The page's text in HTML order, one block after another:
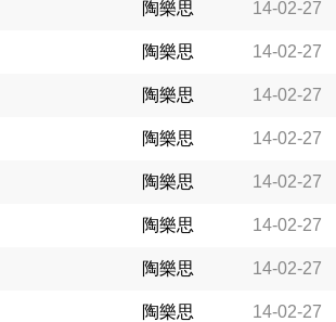
陶樂思 14-02-27
陶樂思 14-02-27
陶樂思 14-02-27
陶樂思 14-02-27
陶樂思 14-02-27
陶樂思 14-02-27
陶樂思 14-02-27
陶樂思 14-02-27